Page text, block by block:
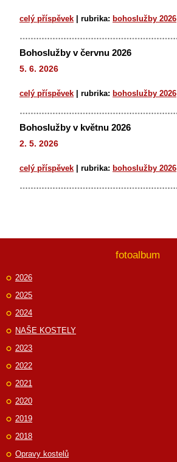
celý příspěvek rubrika: bohoslužby 2026
Bohoslužby v červnu 2026
5. 6. 2026
celý příspěvek rubrika: bohoslužby 2026
Bohoslužby v květnu 2026
2. 5. 2026
celý příspěvek rubrika: bohoslužby 2026
fotoalbum
2026
2025
2024
NAŠE KOSTELY
2023
2022
2021
2020
2019
2018
Opravy kostelů